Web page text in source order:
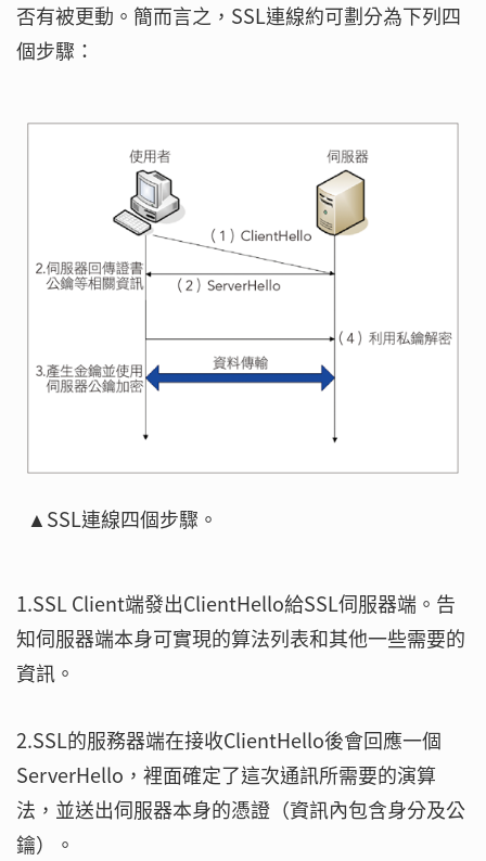
否有被更動。簡而言之，SSL連線約可劃分為下列四
個步驟：
▲SSL連線四個步驟。
1.SSL Client端發出ClientHello給SSL伺服器端。告
知伺服器端本身可實現的算法列表和其他一些需要的
資訊。
2.SSL的服務器端在接收ClientHello後會回應一個
ServerHello，裡面確定了這次通訊所需要的演算
法，並送出伺服器本身的憑證（資訊內包含身分及公
鑰）。